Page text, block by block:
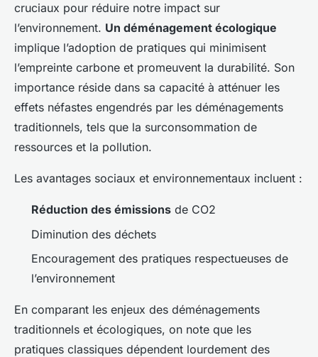
cruciaux pour réduire notre impact sur
l’environnement. Un déménagement écologique
implique l’adoption de pratiques qui minimisent
l’empreinte carbone et promeuvent la durabilité. Son
importance réside dans sa capacité à atténuer les
effets néfastes engendrés par les déménagements
traditionnels, tels que la surconsommation de
ressources et la pollution.
Les avantages sociaux et environnementaux incluent :
Réduction des émissions de CO2
Diminution des déchets
Encouragement des pratiques respectueuses de
l’environnement
En comparant les enjeux des déménagements
traditionnels et écologiques, on note que les
pratiques classiques dépendent lourdement des